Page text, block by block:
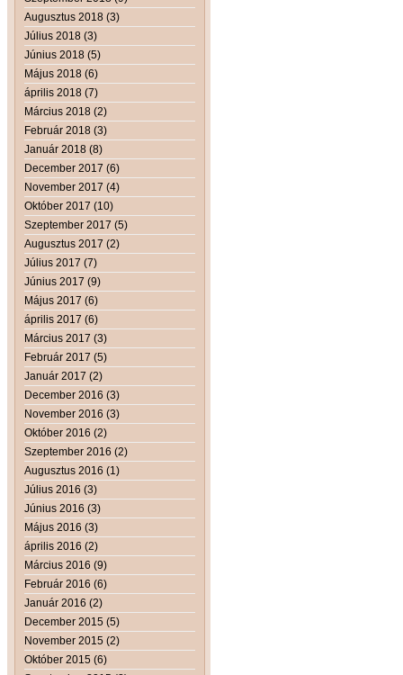
Augusztus 2018 (3)
Július 2018 (3)
Június 2018 (5)
Május 2018 (6)
április 2018 (7)
Március 2018 (2)
Február 2018 (3)
Január 2018 (8)
December 2017 (6)
November 2017 (4)
Október 2017 (10)
Szeptember 2017 (5)
Augusztus 2017 (2)
Július 2017 (7)
Június 2017 (9)
Május 2017 (6)
április 2017 (6)
Március 2017 (3)
Február 2017 (5)
Január 2017 (2)
December 2016 (3)
November 2016 (3)
Október 2016 (2)
Szeptember 2016 (2)
Augusztus 2016 (1)
Július 2016 (3)
Június 2016 (3)
Május 2016 (3)
április 2016 (2)
Március 2016 (9)
Február 2016 (6)
Január 2016 (2)
December 2015 (5)
November 2015 (2)
Október 2015 (6)